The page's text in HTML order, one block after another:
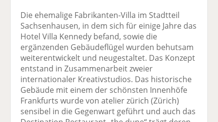
Die ehemalige Fabrikanten-Villa im Stadtteil
Sachsenhausen, in dem sich für einige Jahre das
Hotel Villa Kennedy befand, sowie die
ergänzenden Gebäudeflügel wurden behutsam
weiterentwickelt und neugestaltet. Das Konzept
entstand in Zusammenarbeit zweier
internationaler Kreativstudios. Das historische
Gebäude mit einem der schönsten Innenhöfe
Frankfurts wurde von atelier zürich (Zürich)
sensibel in die Gegenwart geführt und auch das